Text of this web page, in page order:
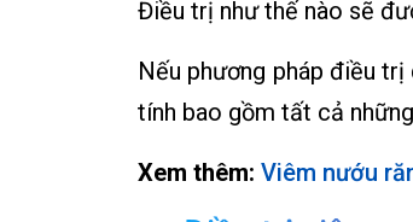
Điều trị như thế nào sẽ
Nếu phương pháp điều
tính bao gồm tất cả
Xem thêm: Viêm nướu